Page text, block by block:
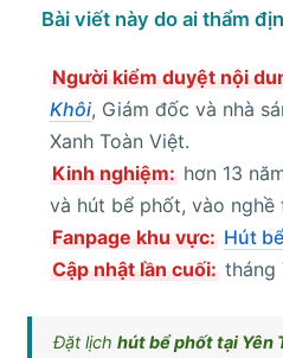
Bài viết này do ai thẩm
Người kiểm duyệt nội
Khôi, Giám đốc và nhà
Xanh Toàn Việt.
Kinh nghiệm: hơn 13
và hút bể phốt, vào nghề
Fanpage khu vực: Hút
Cập nhật lần cuối: tháng
Đặt lịch hút bể phốt tại Yên